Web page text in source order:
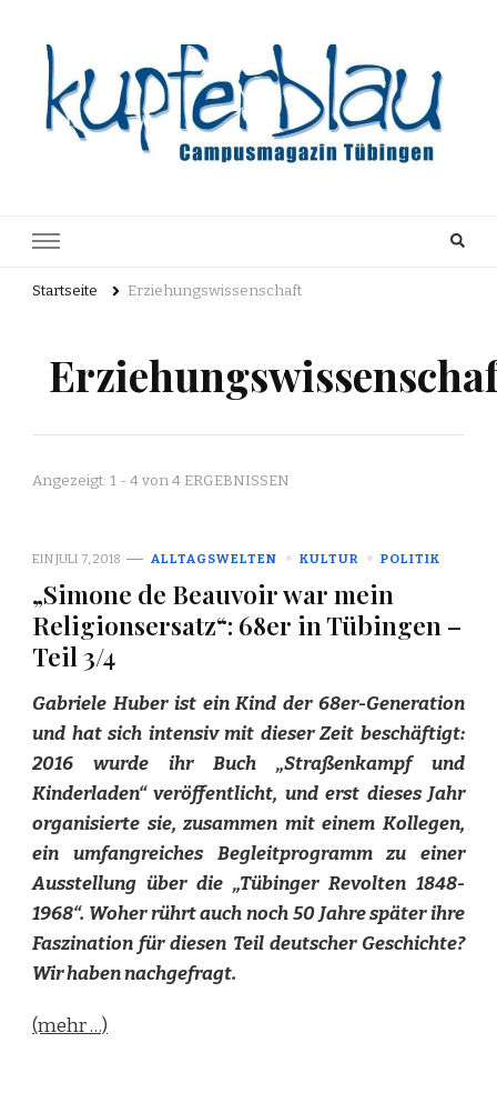
Archiv
Startseite Erziehungswissenschaft
Angezeigt: 1 - 4 von 4 ERGEBNISSEN
EINJULI 7, 2018 ALLTAGSWELTEN KULTUR POLITIK
„Simone de Beauvoir war mein
Religionsersatz“: 68er in Tübingen –
Teil 3/4
Gabriele Huber ist ein Kind der 68er-Generation
und hat sich intensiv mit dieser Zeit beschäftigt:
2016 wurde ihr Buch „Straßenkampf und
Kinderladen“ veröffentlicht, und erst dieses Jahr
organisierte sie, zusammen mit einem Kollegen,
ein umfangreiches Begleitprogramm zu einer
Ausstellung über die „Tübinger Revolten 1848-
1968“. Woher rührt auch noch 50 Jahre später ihre
Faszination für diesen Teil deutscher Geschichte?
Wir haben nachgefragt.
(mehr …)